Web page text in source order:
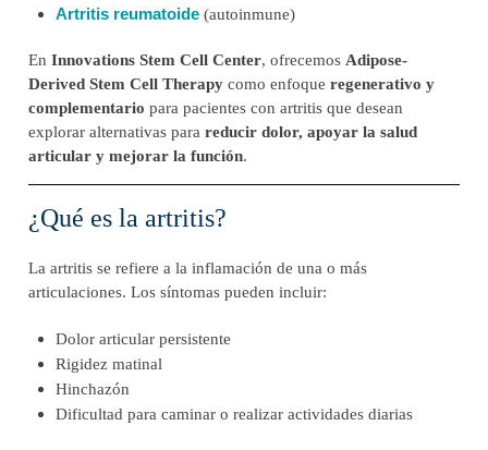
Artritis reumatoide (autoinmune)
En Innovations Stem Cell Center, ofrecemos Adipose-
Derived Stem Cell Therapy como enfoque regenerativo y
complementario para pacientes con artritis que desean
explorar alternativas para reducir dolor, apoyar la salud
articular y mejorar la función.
¿Qué es la artritis?
La artritis se refiere a la inflamación de una o más
articulaciones. Los síntomas pueden incluir:
Dolor articular persistente
Rigidez matinal
Hinchazón
Dificultad para caminar o realizar actividades diarias